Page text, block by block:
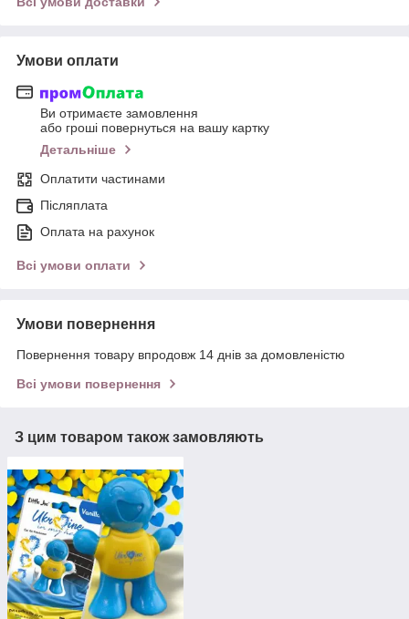
Умови оплати
Ви отримаєте замовлення
або гроші повернуться на вашу картку
Детальніше
Оплатити частинами
Післяплата
Оплата на рахунок
Всі умови оплати
Умови повернення
Повернення товару впродовж 14 днів за домовленістю
Всі умови повернення
З цим товаром також замовляють